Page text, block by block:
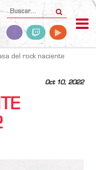
del rock naciente
Oct 10, 2022